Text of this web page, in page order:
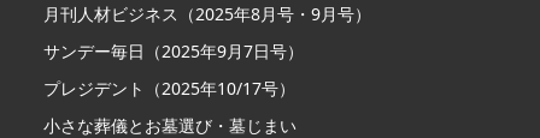
月刊人材ビジネス（2025年8月号・9月号）
サンデー毎日（2025年9月7日号）
プレジデント（2025年10/17号）
小さな葬儀とお墓選び・墓じまい